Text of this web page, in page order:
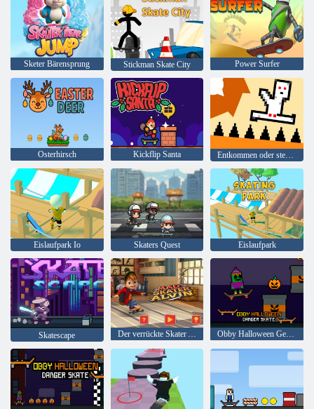
Sketer Bärensprung Stickman Skate City Power Surfer
Osterhirsch Kickflip Santa Entkommen oder sterben
Eislaufpark Io Skaters Quest Eislaufpark
Skatescape Der verrückte Skater Alvin Obby Halloween Gefahr Skate